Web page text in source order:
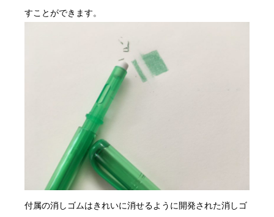
すことができます。
付属の消しゴムはきれいに消せるように開発された消しゴ